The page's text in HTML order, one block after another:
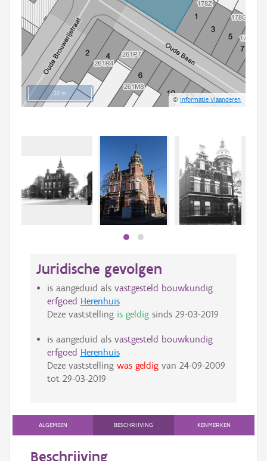
20 m
©Informatie Vlaanderen
Juridische gevolgen
is aangeduid als vastgesteld bouwkundig
erfgoed Herenhuis
Deze vaststelling is geldigsinds 29-03-2019
is aangeduid als vastgesteld bouwkundig
erfgoed Herenhuis
Deze vaststelling was geldigvan 24-09-2009
tot 29-03-2019
ALGEMEEN BESCHRIJVING KENMERKEN
Beschrijving